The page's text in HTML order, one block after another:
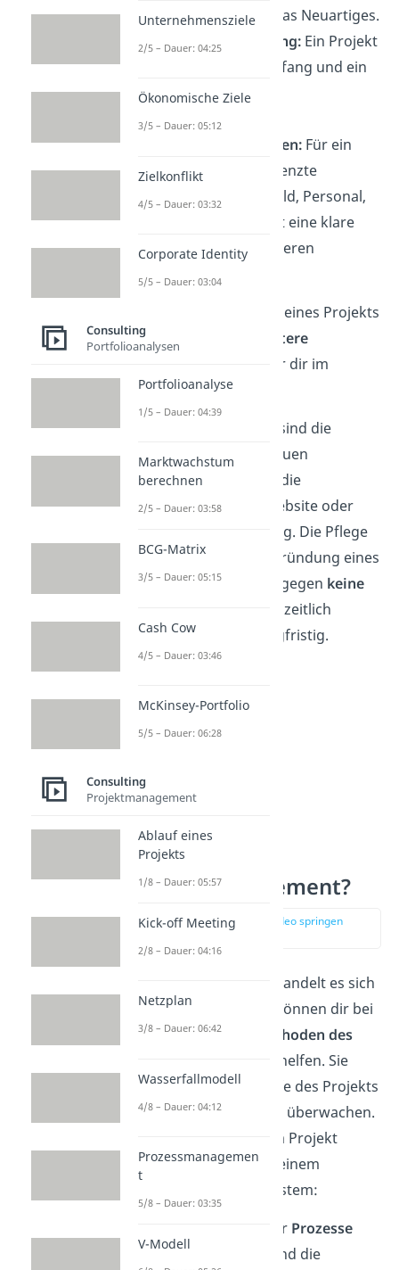
oder Ziel, meist etwas Neuartiges.
Zeitliche Begrenzung:Ein Projekt
hat einen klaren Anfang und ein
klares Ende.
Bestimmte
Rahmenbedingungen:Für ein
Projekt liegen begrenzte
Ressourcen vor (Geld, Personal,
Zeit) und es besteht eine klare
Abgrenzung zu anderen
Vorhaben.
Die Definition eines Projekts
ist nicht eindeutig.
Weitere
zeigen wir dir im
Beitrag.
sind die
Durchführung einer neuen
Marketing-Kampagne, die
Neuerstellung einer Website oder
auch ein privater Umzug. Die Pflege
der Website oder die Gründung eines
Unternehmens sind dagegen keine
. Sie sind nicht zeitlich
begrenzt und eher langfristig.
Was ist
Projektmanagement?
zur Stelle im Video springen
(01:56)
Bei deinem Vorhaben handelt es sich
um ein Projekt? Dann können dir bei
der Durchführung
Methoden des
helfen. Sie
dienen dazu, die Abläufe des Projekts
zu koordinieren und zu überwachen.
Alle Informationen zum Projekt
speicherst du dafür in einem
Projektmanagementsystem:
Beschreibungen der Prozesse
Wissensbereiche
und die
Unternehmensziele
2/5 – Dauer: 04:25
Ökonomische Ziele
3/5 – Dauer: 05:12
Zielkonflikt
4/5 – Dauer: 03:32
Corporate Identity
5/5 – Dauer: 03:04
Consulting
Portfolioanalysen
Portfolioanalyse
1/5 – Dauer: 04:39
Marktwachstum
berechnen
2/5 – Dauer: 03:58
BCG-Matrix
3/5 – Dauer: 05:15
Cash Cow
4/5 – Dauer: 03:46
McKinsey-Portfolio
5/5 – Dauer: 06:28
Consulting
Projektmanagement
Ablauf eines
Projekts
1/8 – Dauer: 05:57
Kick-off Meeting
2/8 – Dauer: 04:16
Netzplan
3/8 – Dauer: 06:42
Wasserfallmodell
4/8 – Dauer: 04:12
Prozessmanagemen
t
5/8 – Dauer: 03:35
V-Modell